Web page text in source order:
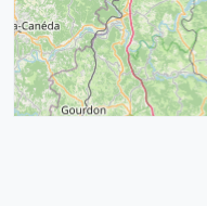
5
13